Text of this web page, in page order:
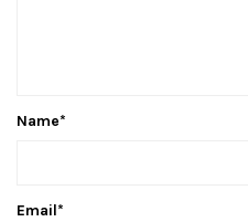
Name*
Email*